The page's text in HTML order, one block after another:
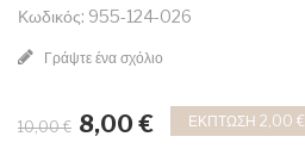
Κωδικός: 955-124-026
Γράψτε ένα σχόλιο
10,00 € 8,00 € ΈΚΠΤΩΣΗ 2,00 €